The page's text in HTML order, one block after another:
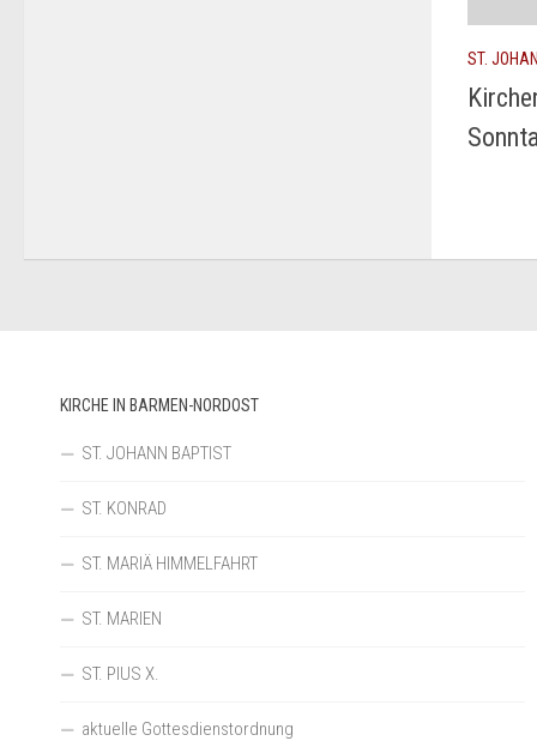
ST.
KIRCHE IN BARMEN-NORDOST
ST. JOHANN BAPTIST
ST. KONRAD
ST. MARIÄ HIMMELFAHRT
ST. MARIEN
ST. PIUS X.
aktuelle Gottesdienstordnung